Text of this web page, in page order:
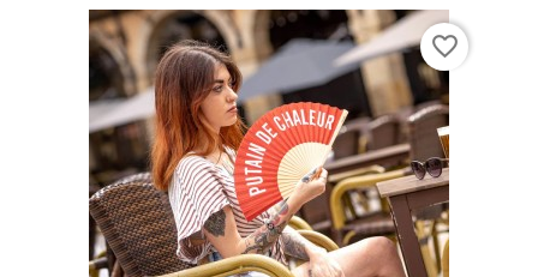
favorite_border